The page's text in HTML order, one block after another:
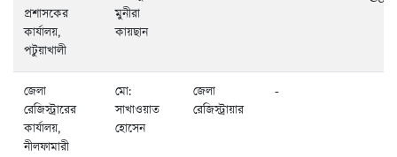
প্রশাসকের
কার্যালয়,
পটুয়াখালী
মুনীরা
কায়ছান
জেলা
রেজিস্ট্রারের
কার্যালয়,
নীলফামারী
মো:
সাখাওয়াত
হোসেন
জেলা
রেজিস্ট্রায়ার
-